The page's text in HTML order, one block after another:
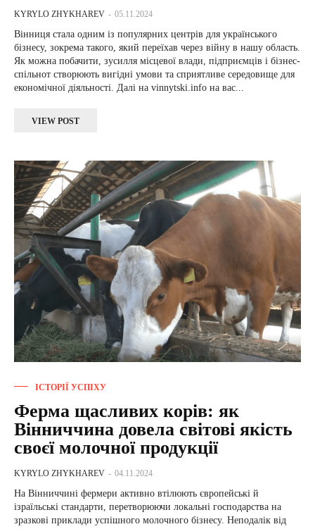
KYRYLO ZHYKHAREV - 05.11.2024
Вінниця стала одним із популярних центрів для українського
бізнесу, зокрема такого, який переїхав через війну в нашу область.
Як можна побачити, зусилля місцевої влади, підприємців і бізнес-
спільнот створюють вигідні умови та сприятливе середовище для
економічної діяльності. Далі на vinnytski.info на вас...
VIEW POST
ІСТОРІЇ УСПІХУ
Ферма щасливих корів: як
Вінниччина довела світові якість
своєї молочної продукції
KYRYLO ZHYKHAREV - 04.11.2024
На Вінниччині фермери активно втілюють європейські й
ізраїльські стандарти, перетворюючи локальні господарства на
зразкові приклади успішного молочного бізнесу. Неподалік від